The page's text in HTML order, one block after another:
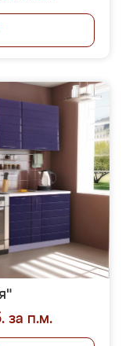
за п.м.